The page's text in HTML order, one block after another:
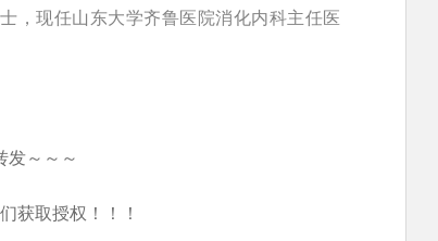
，现任山东大学齐鲁医院消化内科主任医
发～～～
获取授权！！！